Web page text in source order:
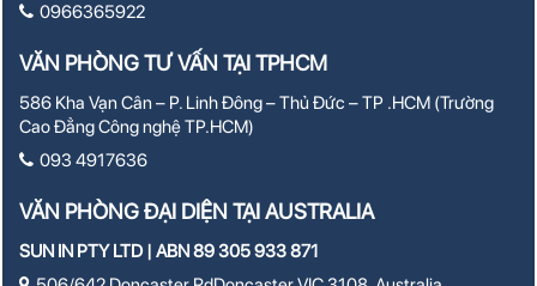
0966365922
VĂN PHÒNG TƯ VẤN TẠI TPHCM
586 Kha Vạn Cân – P. Linh Đông – Thủ Đức – TP .HCM (Trường
Cao Đẳng Công nghệ TP.HCM)
093 4917636
VĂN PHÒNG ĐẠI DIỆN TẠI AUSTRALIA
SUN IN PTY LTD | ABN 89 305 933 871